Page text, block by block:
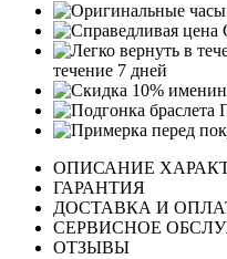
течение 7 дней
ОПИСАНИЕ
ГАРАНТИЯ
ДОСТАВКА И
СЕРВИСНОЕ
ОТЗЫВЫ